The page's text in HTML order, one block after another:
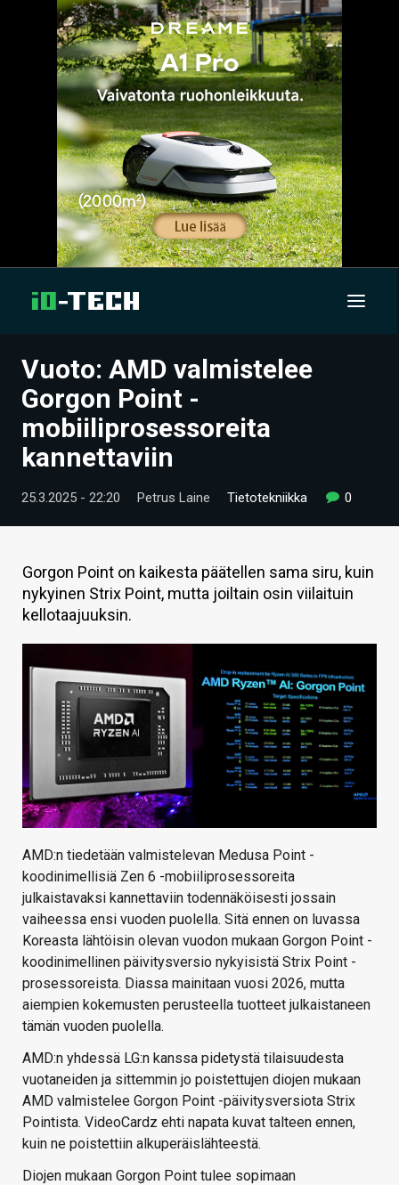
UUTISET
ARTIKKELIT
VIDEOT
TECHBBS
HINTA.FI
KAUPPA
VAIHDA TEEMA
HAKU
Vuoto: AMD valmistelee
Gorgon Point -
mobiiliprosessoreita
kannettaviin
25.3.2025 - 22:20 Petrus Laine Tietotekniikka 0
Gorgon Point on kaikesta päätellen sama siru, kuin
nykyinen Strix Point, mutta joiltain osin viilaituin
kellotaajuuksin.
AMD:n tiedetään valmistelevan Medusa Point -
koodinimellisiä Zen 6 -mobiiliprosessoreita
julkaistavaksi kannettaviin todennäköisesti jossain
vaiheessa ensi vuoden puolella. Sitä ennen on luvassa
Koreasta lähtöisin olevan vuodon mukaan Gorgon Point -
koodinimellinen päivitysversio nykyisistä Strix Point -
prosessoreista. Diassa mainitaan vuosi 2026, mutta
aiempien kokemusten perusteella tuotteet julkaistaneen
tämän vuoden puolella.
AMD:n yhdessä LG:n kanssa pidetystä tilaisuudesta
vuotaneiden ja sittemmin jo poistettujen diojen mukaan
AMD valmistelee Gorgon Point -päivitysversiota Strix
Pointista. VideoCardz ehti napata kuvat talteen ennen,
kuin ne poistettiin alkuperäislähteestä.
Diojen mukaan Gorgon Point tulee sopimaan